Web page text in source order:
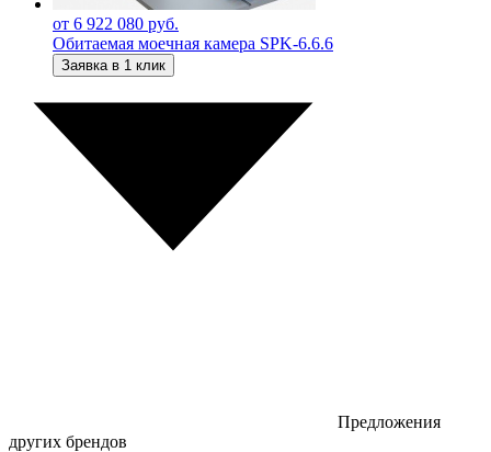
от 6 922 080 руб.
Обитаемая моечная камера SPK-6.6.6
Заявка в 1 клик
Предложения
других брендов